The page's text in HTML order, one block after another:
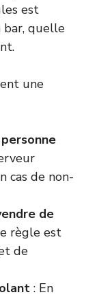
est
bar, quelle
une
cas de non-
de
règle est
de
: En